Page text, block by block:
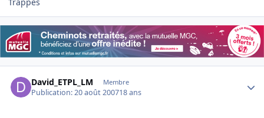
David_ETPL_LM Membre
Publication:20 août 200718 ans